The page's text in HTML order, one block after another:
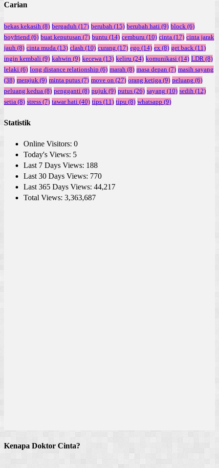
Carian
bekas kekasih (8) bergaduh (17) berubah (15) berubah hati (9) block (6)
boyfriend (6) buat keputusan (7) buntu (14) cemburu (10) cinta (17) cinta jarak
jauh (8) cinta muda (13) clash (10) curang (17) ego (14) ex (8) get back (11)
ingin kembali (9) kahwin (9) kecewa (13) keliru (24) komunikasi (14) LDR (8)
lelaki (6) long distance relationship (6) marah (8) masa depan (7) masih sayang
(38) merajuk (9) minta putus (7) move on (27) orang ketiga (9) peluang (6)
peluang kedua (8) pengganti (8) pujuk (9) putus (26) sayang (10) sedih (12)
setia (8) stress (7) tawar hati (40) tips (11) tipu (8) whatsapp (9)
Statistik
Online Visitors: 0
Today's Views: 5
Last 7 Days Views: 188
Last 30 Days Views: 770
Last 365 Days Views: 44,217
Total Views: 3,363,687
Kenapa Doktor Cinta?